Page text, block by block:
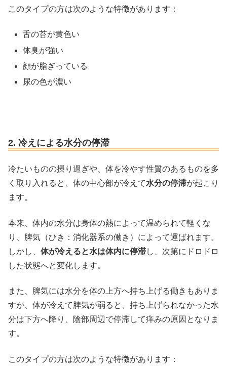
このタイプの方は次のような特徴があります：
舌の苔が黄色い
体臭が強い
顔が脂ぎっている
尿の色が濃い
2. 冷えによる水分の停滞
冷たいものの摂り過ぎや、体を冷やす性質のあるものを多
く取り入れると、体の中心部が冷えて水分の停滞が起こり
ます。
本来、体内の水分は身体の熱によって温められて軽くな
り、脾気（ひき：消化器系の働き）によって運ばれます。
しかし、 体が冷えると水は体内に停滞し、次第にドロドロ
した状態へと変化します。
また、脾気には水分を体の上方へ持ち上げる働きもありま
すが、体が冷えて脾気が弱ると、持ち上げられなかった水
分は下方へ降り、陰部周辺で停滞して痒みの原因となりま
す。
このタイプの方は次のような特徴があります：